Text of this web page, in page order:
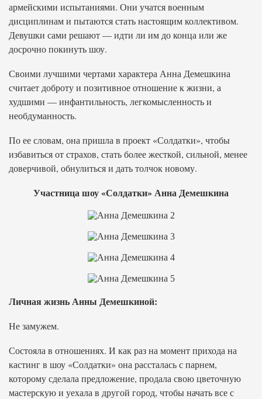
армейскими испытаниями. Они учатся военным
дисциплинам и пытаются стать настоящим коллективом.
Девушки сами решают — идти ли им до конца или же
досрочно покинуть шоу.
Своими лучшими чертами характера Анна Демешкина
считает доброту и позитивное отношение к жизни, а
худшими — инфантильность, легкомысленность и
необдуманность.
По ее словам, она пришла в проект «Солдатки», чтобы
избавиться от страхов, стать более жесткой, сильной, менее
доверчивой, обнулиться и дать толчок новому.
Участница шоу «Солдатки» Анна Демешкина
Личная жизнь Анны Демешкиной:
Не замужем.
Состояла в отношениях. И как раз на момент прихода на
кастинг в шоу «Солдатки» она рассталась с парнем,
которому сделала предложение, продала свою цветочную
мастерскую и уехала в другой город, чтобы начать все с